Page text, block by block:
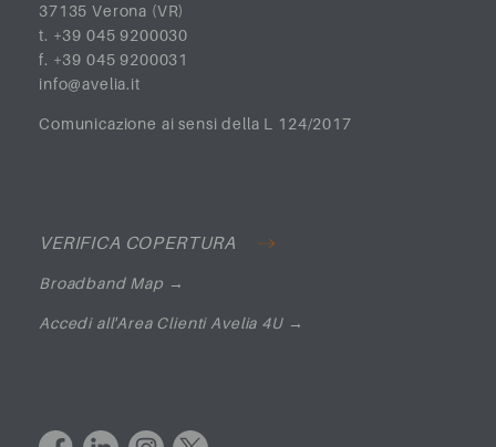
37135 Verona (VR)
t. +39 045 9200030
f. +39 045 9200031
info@avelia.it
Comunicazione ai sensi della L 124/2017
VERIFICA COPERTURA
Broadband Map →
Accedi all'Area Clienti Avelia 4U→